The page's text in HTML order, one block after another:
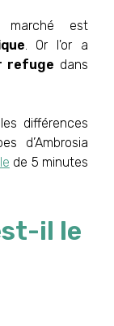
marché est
. Or l'or a
refuge dans
différences
d’Ambrosia
de 5 minutes
il le